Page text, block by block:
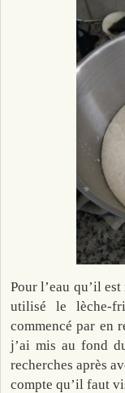
Pour l’eau qu’il
utilisé le lèche-
commencé par en
j’ai mis au fond
recherches après
compte qu’il faut